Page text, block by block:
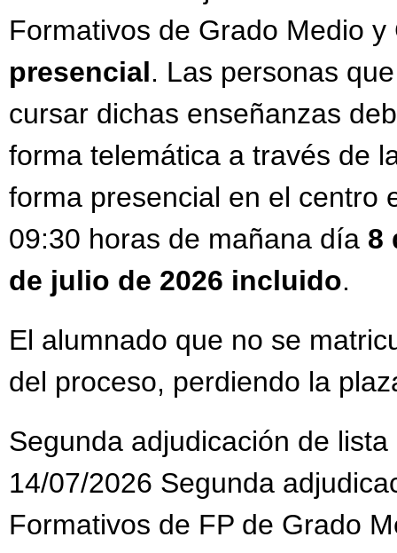
Formativos de Grado Medio
presencial. Las personas
cursar dichas enseñanzas
forma telemática a través de
forma presencial en el centro
09:30 horas de mañana día 8
de julio de 2026 incluido.
El alumnado que no se
del proceso, perdiendo la
Segunda adjudicación de
14/07/2026 Segunda
Formativos de FP de Grado